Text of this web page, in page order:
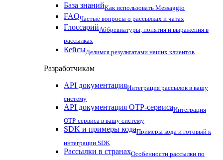
База знанийКак использовать Messaggio
FAQЧастые вопросы о рассылках и чатах
ГлоссарийАббревиатуры, понятия и выражения в
рассылках
КейсыДелимся результатами наших клиентов
Разработчикам
API документацияИнтеграция рассылок в вашу
систему
API документация OTP-сервисаИнтеграция
OTP-сервиса в вашу систему
SDK и примеры кодаПримеры кода и готовый к
интеграции SDK
Рассылки в странахОсобенности рассылки по